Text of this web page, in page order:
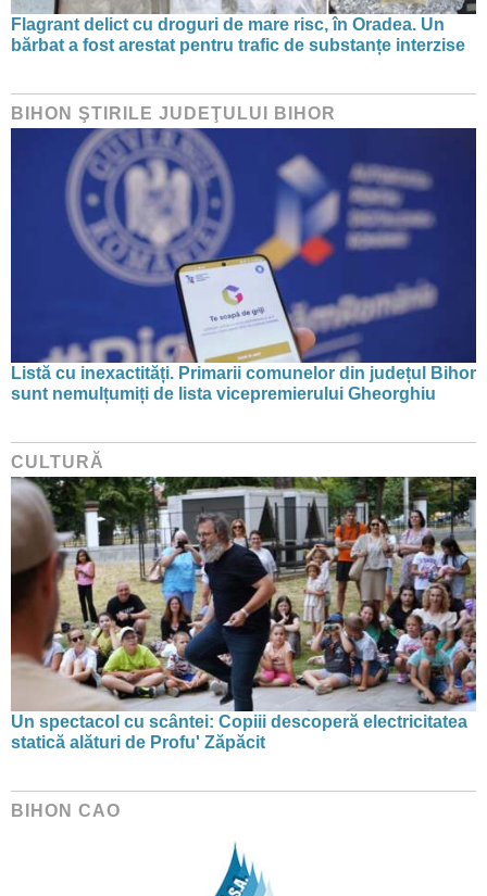
Flagrant delict cu droguri de mare risc, în Oradea. Un
bărbat a fost arestat pentru trafic de substanțe interzise
BIHON ŞTIRILE JUDEŢULUI BIHOR
Listă cu inexactități. Primarii comunelor din județul Bihor
sunt nemulțumiți de lista vicepremierului Gheorghiu
CULTURĂ
Un spectacol cu scântei: Copiii descoperă electricitatea
statică alături de Profu' Zăpăcit
BIHON CAO